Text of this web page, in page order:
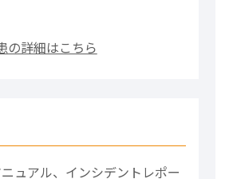
の詳細はこちら
ュアル、インシデントレポー